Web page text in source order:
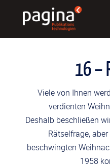
16 –
Viele von Ihnen
verdienten
Deshalb beschließen
Rätselfrage,
beschwingten
1958